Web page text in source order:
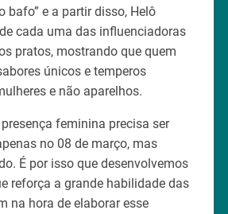
bafo” e a partir disso, Helô
cada uma das influenciadoras
pratos, mostrando que quem
únicos e temperos
e não aparelhos.
feminina precisa ser
no 08 de março, mas
É por isso que desenvolvemos
reforça a grande habilidade das
na hora de elaborar esse